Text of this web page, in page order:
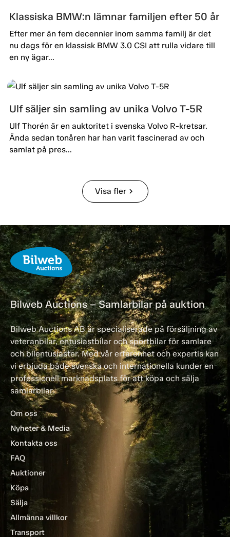
Klassiska BMW:n lämnar familjen efter 50 år
Efter mer än fem decennier inom samma familj är det
nu dags för en klassisk BMW 3.0 CSI att rulla vidare till
en ny ägar...
Ulf säljer sin samling av unika Volvo T-5R
Ulf Thorén är en auktoritet i svenska Volvo R-kretsar.
Ända sedan tonåren har han varit fascinerad av och
samlat på pres...
Visa flerchevron_right
Bilweb Auctions – Samlarbilar på auktion
Bilweb Auctions AB är specialiserade på försäljning av
veteranbilar, entusiastbilar och sportbilar för samlare
och bilentusiaster. Med vår erfarenhet och expertis kan
vi erbjuda både svenska och internationella kunder en
professionell marknadsplats för att köpa och sälja
samlarbilar.
Om oss
Nyheter & Media
Kontakta oss
FAQ
Auktioner
Köpa
Sälja
Allmänna villkor
Transport